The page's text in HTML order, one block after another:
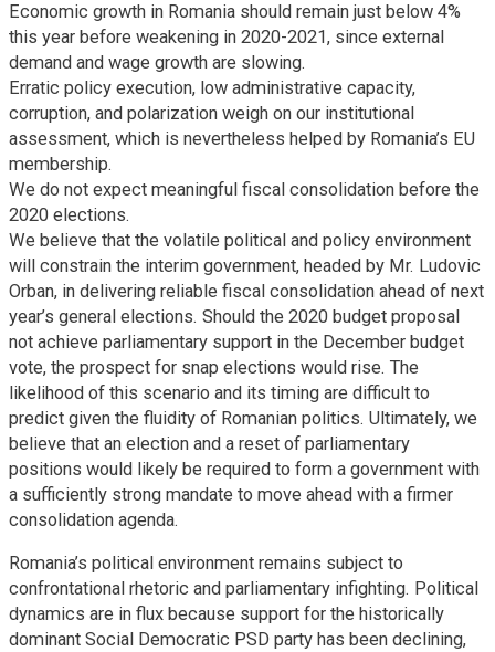
Economic growth in Romania should remain just below 4%
this year before weakening in 2020-2021, since external
demand and wage growth are slowing.
Erratic policy execution, low administrative capacity,
corruption, and polarization weigh on our institutional
assessment, which is nevertheless helped by Romania’s EU
membership.
We do not expect meaningful fiscal consolidation before the
2020 elections.
We believe that the volatile political and policy environment
will constrain the interim government, headed by Mr. Ludovic
Orban, in delivering reliable fiscal consolidation ahead of next
year’s general elections. Should the 2020 budget proposal
not achieve parliamentary support in the December budget
vote, the prospect for snap elections would rise. The
likelihood of this scenario and its timing are difficult to
predict given the fluidity of Romanian politics. Ultimately, we
believe that an election and a reset of parliamentary
positions would likely be required to form a government with
a sufficiently strong mandate to move ahead with a firmer
consolidation agenda.
Romania’s political environment remains subject to
confrontational rhetoric and parliamentary infighting. Political
dynamics are in flux because support for the historically
dominant Social Democratic PSD party has been declining,